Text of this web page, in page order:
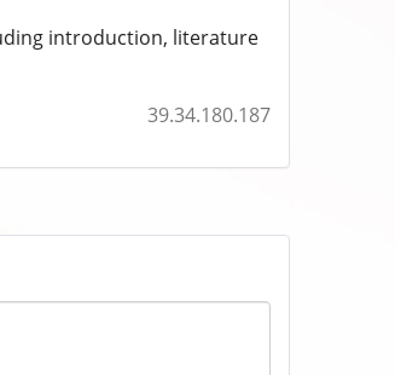
introduction, literature
39.34.180.187